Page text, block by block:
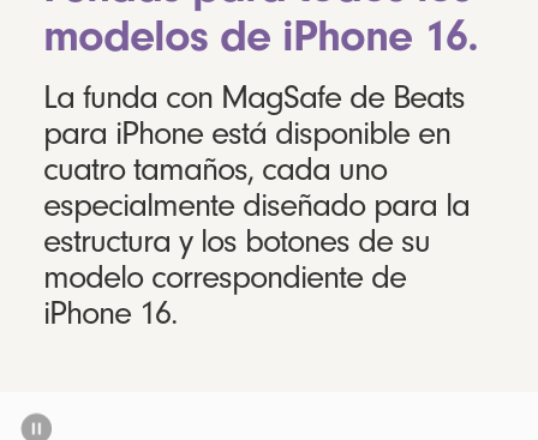
modelos de iPhone 16.
La funda con MagSafe de Beats
para iPhone está disponible en
cuatro tamaños, cada uno
especialmente diseñado para la
estructura y los botones de su
modelo correspondiente de
iPhone 16.